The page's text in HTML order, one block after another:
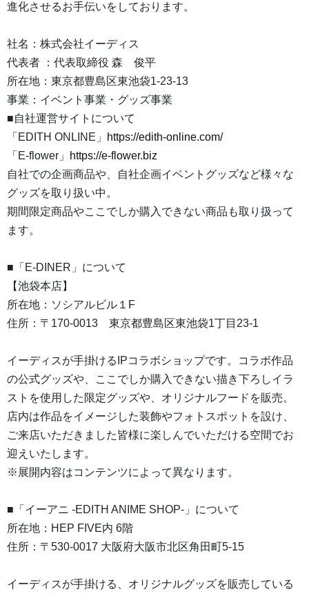
進化させるお手伝いをしております。
社名：株式会社イーディス
代表者 ：代表取締役 森 俊平
所在地：東京都豊島区東池袋1-23-13
事業：イベント事業・グッズ事業
■自社運営サイトについて
「EDITH ONLINE」
https://edith-online.com/
「E-flower」
https://e-flower.biz
自社での企画商品や、自社企画イベントグッズなど様々な
グッズを取り扱い中。
期間限定商品やここでしか購入できない商品も取り扱って
ます。
■「E-DINER」について
【池袋本店】
所在地：ソシアルビル１F
住所：〒170-0013 東京都豊島区東池袋1丁目23-1
イーディスが手掛けるIPコラボショップです。コラボ作品
の公式グッズや、ここでしか購入できない描き下ろしイラ
ストを使用した限定グッズや、オリジナルフードを販売。
店内は作品をイメージした装飾やフォトスポットを設け、
ご来店いただきました皆様に楽しんでいただける空間でお
迎えいたします。
※展開内容はコンテンツによって異なります。
■「イーアニ -EDITH ANIME SHOP-」について
所在地：HEP FIVE内 6階
住所：〒530-0017 大阪府大阪市北区角田町5-15
イーディスが手掛ける、オリジナルグッズを販売している